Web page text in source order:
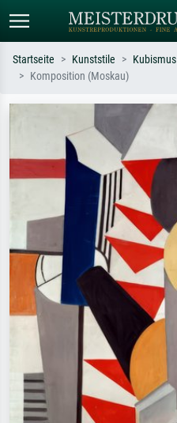
Suchen Sie nach Künstlern, Werktiteln
oder Stilen – z.B. Monet,
Sternennacht, Impressionismus, Welle
Hokusai, Akt.
Startseite Kunststile Kubismus
Komposition (Moskau)